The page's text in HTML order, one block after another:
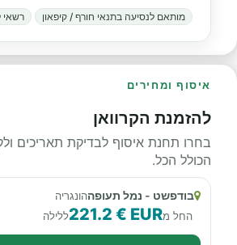
מותאם לנסיעה בתנאי חורף / קיפאון רשאי
איסוף ומחירים
להזמנת הקרוואן
בחרו תחנת איסוף לבדיקת תאריכים
הכולל הכל.
בודפשט - נמל תעופההונגריה
החל מ221.2 € EURללילה